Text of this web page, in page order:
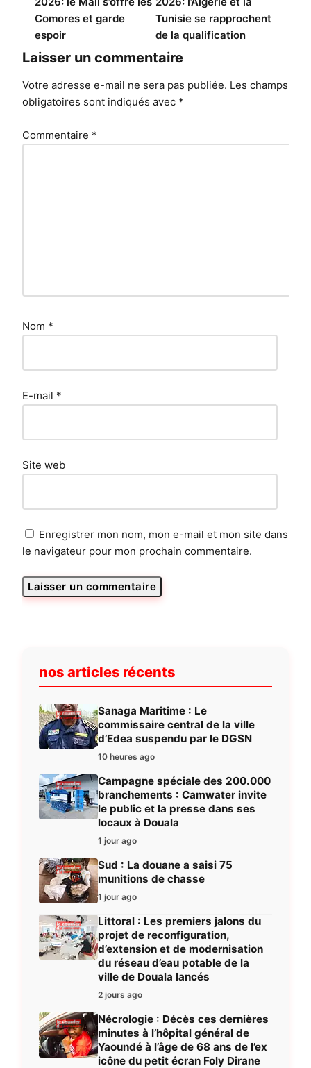
l’article
Comores et garde
espoir
Tunisie se rapprochent
de la qualification
Laisser un commentaire
Votre adresse e-mail ne sera pas publiée. Les champs
obligatoires sont indiqués avec *
Commentaire *
Nom *
E-mail *
Site web
Enregistrer mon nom, mon e-mail et mon site dans
le navigateur pour mon prochain commentaire.
nos articles récents
Sanaga Maritime : Le
commissaire central de la ville
d’Edea suspendu par le DGSN
10 heures ago
Campagne spéciale des 200.000
branchements : Camwater invite
le public et la presse dans ses
locaux à Douala
1 jour ago
Sud : La douane a saisi 75
munitions de chasse
1 jour ago
Littoral : Les premiers jalons du
projet de reconfiguration,
d’extension et de modernisation
du réseau d’eau potable de la
ville de Douala lancés
2 jours ago
Nécrologie : Décès ces dernières
minutes à l’hôpital général de
Yaoundé à l’âge de 68 ans de l’ex
icône du petit écran Foly Dirane